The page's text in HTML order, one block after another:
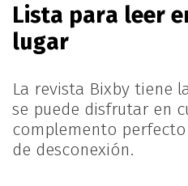
Lista para leer
lugar
La revista Bixby tiene
se puede disfrutar en
complemento perfecto
de desconexión.